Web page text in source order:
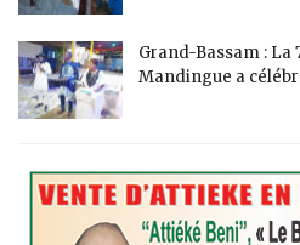
Grand-Bassam : La
Mandingue a